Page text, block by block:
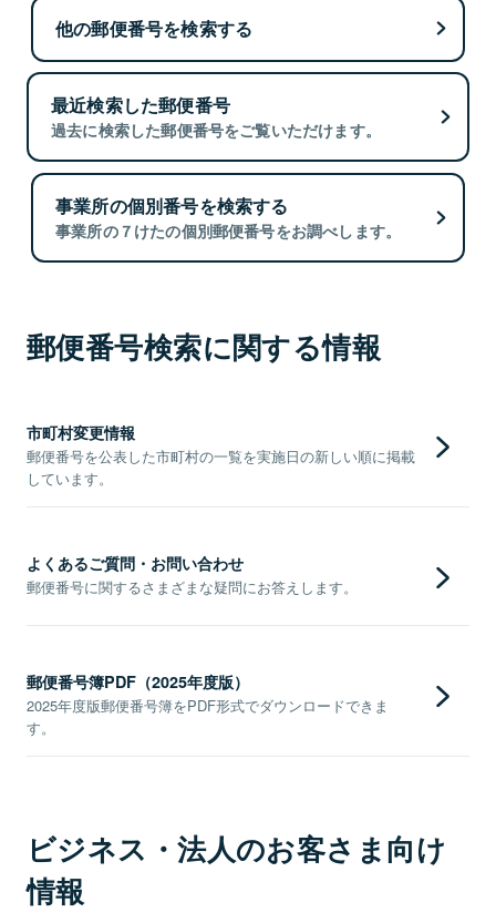
他の郵便番号を検索する
最近検索した郵便番号
過去に検索した郵便番号をご覧いただけます。
事業所の個別番号を検索する
事業所の７けたの個別郵便番号をお調べします。
郵便番号検索に関する情報
市町村変更情報
郵便番号を公表した市町村の一覧を実施日の新しい順に掲載
しています。
よくあるご質問・お問い合わせ
郵便番号に関するさまざまな疑問にお答えします。
郵便番号簿PDF（2025年度版）
2025年度版郵便番号簿をPDF形式でダウンロードできま
す。
ビジネス・法人のお客さま向け
情報